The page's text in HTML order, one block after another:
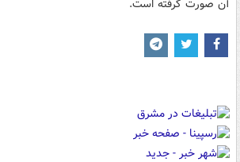
آن صورت گرفته است.